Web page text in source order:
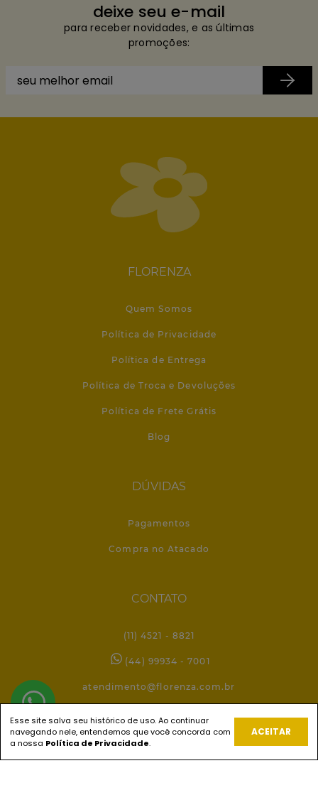
deixe seu e-mail
para receber novidades, e as últimas
promoções:
FLORENZA
Quem Somos
Política de Privacidade
Política de Entrega
Política de Troca e Devoluções
Política de Frete Grátis
Blog
DÚVIDAS
Pagamentos
Compra no Atacado
CONTATO
(11) 4521 - 8821
(44) 99934 - 7001
atendimento@florenza.com.br
REDES SOCIAIS
Esse site salva seu histórico de uso. Ao continuar
navegando nele, entendemos que você concorda com
a nossa Política de Privacidade.
ACEITAR